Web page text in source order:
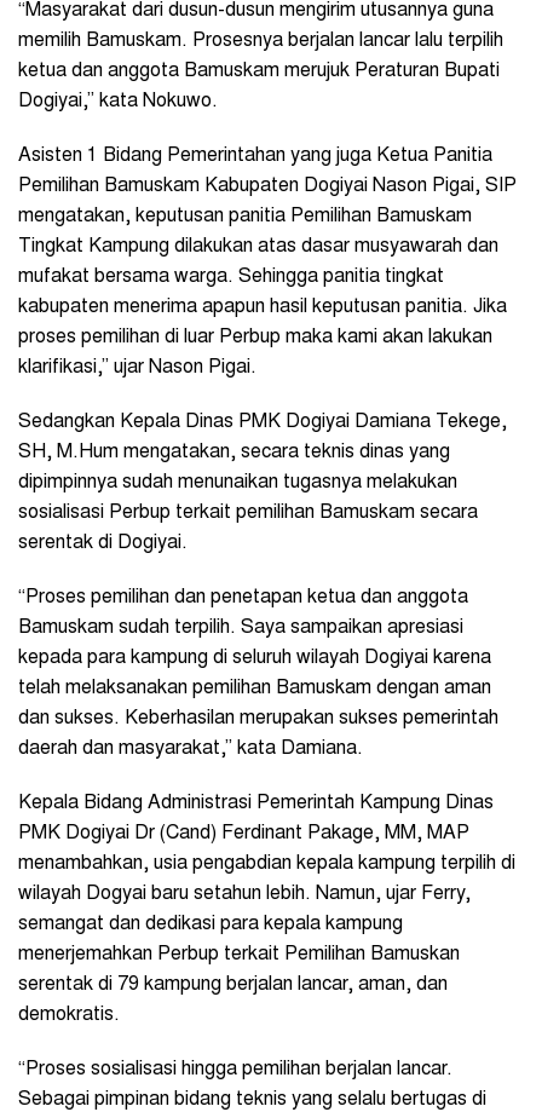
“Masyarakat dari dusun-dusun mengirim utusannya guna
memilih Bamuskam. Prosesnya berjalan lancar lalu terpilih
ketua dan anggota Bamuskam merujuk Peraturan Bupati
Dogiyai,” kata Nokuwo.
Asisten 1 Bidang Pemerintahan yang juga Ketua Panitia
Pemilihan Bamuskam Kabupaten Dogiyai Nason Pigai, SIP
mengatakan, keputusan panitia Pemilihan Bamuskam
Tingkat Kampung dilakukan atas dasar musyawarah dan
mufakat bersama warga. Sehingga panitia tingkat
kabupaten menerima apapun hasil keputusan panitia. Jika
proses pemilihan di luar Perbup maka kami akan lakukan
klarifikasi,” ujar Nason Pigai.
Sedangkan Kepala Dinas PMK Dogiyai Damiana Tekege,
SH, M.Hum mengatakan, secara teknis dinas yang
dipimpinnya sudah menunaikan tugasnya melakukan
sosialisasi Perbup terkait pemilihan Bamuskam secara
serentak di Dogiyai.
“Proses pemilihan dan penetapan ketua dan anggota
Bamuskam sudah terpilih. Saya sampaikan apresiasi
kepada para kampung di seluruh wilayah Dogiyai karena
telah melaksanakan pemilihan Bamuskam dengan aman
dan sukses. Keberhasilan merupakan sukses pemerintah
daerah dan masyarakat,” kata Damiana.
Kepala Bidang Administrasi Pemerintah Kampung Dinas
PMK Dogiyai Dr (Cand) Ferdinant Pakage, MM, MAP
menambahkan, usia pengabdian kepala kampung terpilih di
wilayah Dogyai baru setahun lebih. Namun, ujar Ferry,
semangat dan dedikasi para kepala kampung
menerjemahkan Perbup terkait Pemilihan Bamuskan
serentak di 79 kampung berjalan lancar, aman, dan
demokratis.
“Proses sosialisasi hingga pemilihan berjalan lancar.
Sebagai pimpinan bidang teknis yang selalu bertugas di